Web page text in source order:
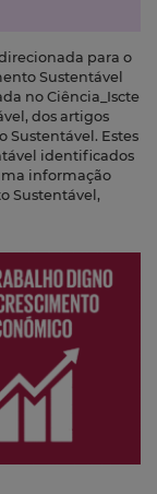
para o
Sustentável
no Ciência_Iscte
dos artigos
Sustentável. Estes
identificados
informação
Sustentável,